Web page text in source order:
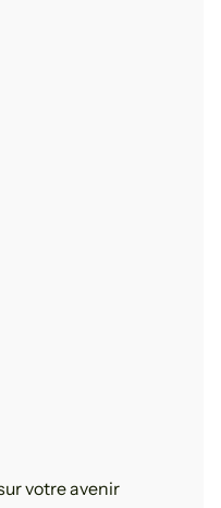
votre avenir